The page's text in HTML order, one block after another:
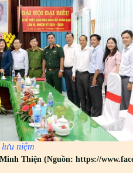
niệm
Minh Thiện (Nguồn: https://